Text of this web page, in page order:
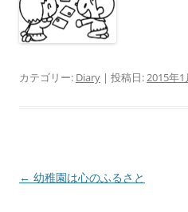
カテゴリー: Diary | 投稿日:2015年1
投
← 幼稚園は心のふるさと